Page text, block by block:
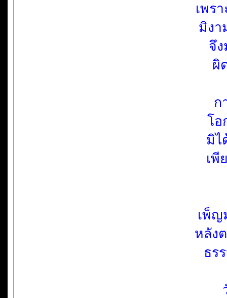
เพร
มิงา
จึ
ผิ
ก
โอ
มิไ
เพี
เพ็ญ
หลัง
ธร